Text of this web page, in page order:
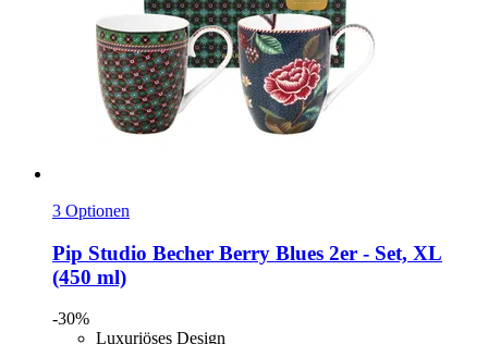
3 Optionen
Pip Studio Becher Berry Blues 2er -​ Set, XL
(450 ml)
-30%
Luxuriöses Design